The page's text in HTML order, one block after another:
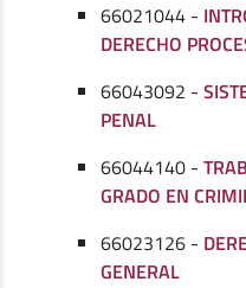
66021044 -
DERECHO
66043092 -
PENAL
66044140 -
GRADO EN
66023126 -
GENERAL